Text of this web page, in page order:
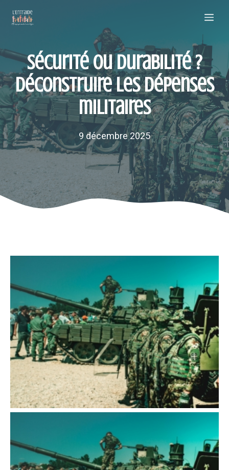
Sécurité ou durabilité ?
Déconstruire les dépenses
militaires
9 décembre 2025